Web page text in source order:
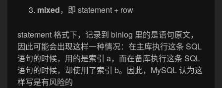
mixed，即 statement + row
statement 格式下，记录到 binlog 里的是语句原文，
因此可能会出现这样一种情况：在主库执行这条 SQL
语句的时候，用的是索引 a，而在备库执行这条 SQL
语句的时候，却使用了索引 b。因此，MySQL 认为这
样写是有风险的